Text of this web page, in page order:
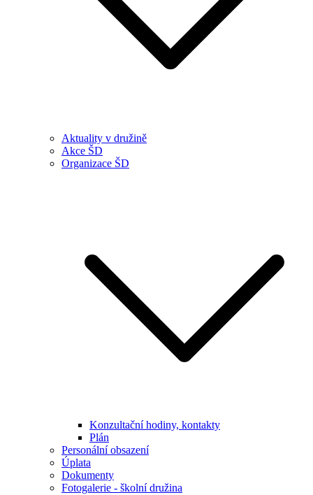
Aktuality v družině
Akce ŠD
Organizace ŠD
Konzultační hodiny, kontakty
Plán
Personální obsazení
Úplata
Dokumenty
Fotogalerie - školní družina